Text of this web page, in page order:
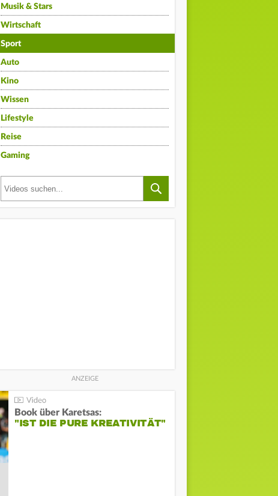
Musik & Stars
Wirtschaft
Sport
Auto
Kino
Wissen
Lifestyle
Reise
Gaming
Book über Karetsas:
"IST DIE PURE KREATIVITÄT"